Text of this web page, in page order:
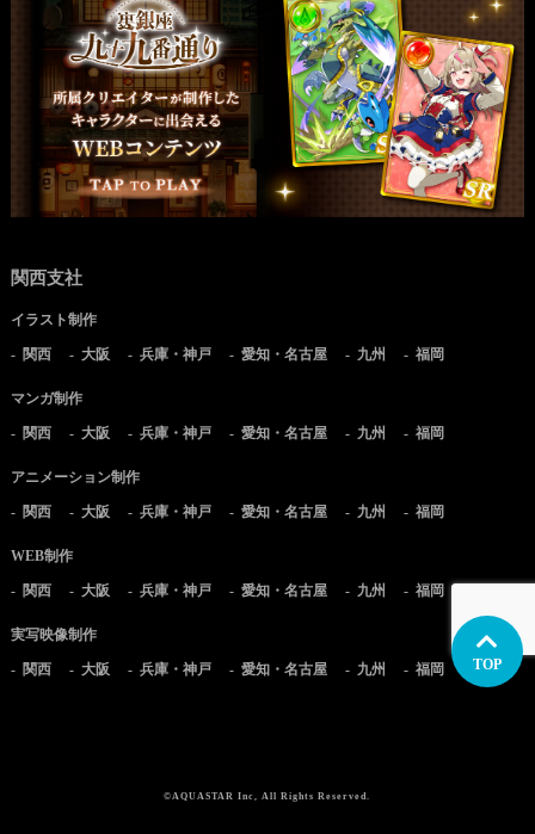
TOP
関西支社
イラスト制作
関西 大阪 兵庫・神戸 愛知・名古屋 九州 福岡
マンガ制作
関西 大阪 兵庫・神戸 愛知・名古屋 九州 福岡
アニメーション制作
関西 大阪 兵庫・神戸 愛知・名古屋 九州 福岡
WEB制作
関西 大阪 兵庫・神戸 愛知・名古屋 九州 福岡
実写映像制作
関西 大阪 兵庫・神戸 愛知・名古屋 九州 福岡
©AQUASTAR Inc, All Rights Reserved.